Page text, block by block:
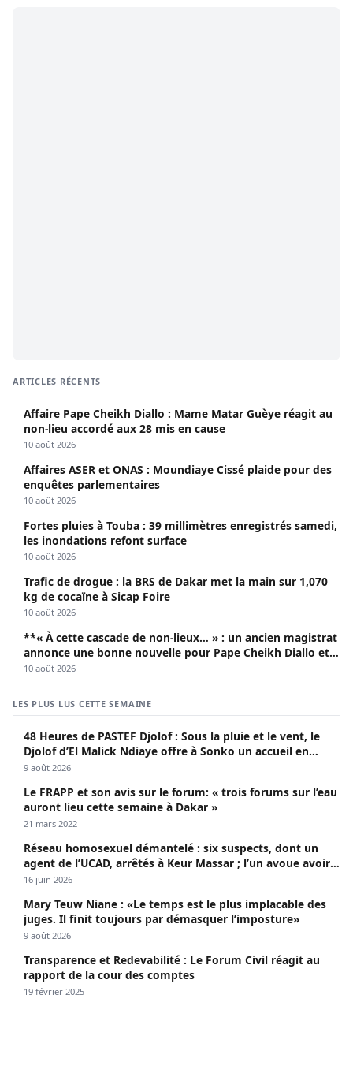
ARTICLES RÉCENTS
Affaire Pape Cheikh Diallo : Mame Matar Guèye réagit au
non-lieu accordé aux 28 mis en cause
10 août 2026
Affaires ASER et ONAS : Moundiaye Cissé plaide pour des
enquêtes parlementaires
10 août 2026
Fortes pluies à Touba : 39 millimètres enregistrés samedi,
les inondations refont surface
10 août 2026
Trafic de drogue : la BRS de Dakar met la main sur 1,070
kg de cocaïne à Sicap Foire
10 août 2026
**« À cette cascade de non-lieux… » : un ancien magistrat
annonce une bonne nouvelle pour Pape Cheikh Diallo et
Cie**
10 août 2026
LES PLUS LUS CETTE SEMAINE
48 Heures de PASTEF Djolof : Sous la pluie et le vent, le
Djolof d’El Malick Ndiaye offre à Sonko un accueil en
apothéose
9 août 2026
Le FRAPP et son avis sur le forum: « trois forums sur l’eau
auront lieu cette semaine à Dakar »
21 mars 2022
Réseau homosexuel démantelé : six suspects, dont un
agent de l’UCAD, arrêtés à Keur Massar ; l’un avoue avoir
propagé le VIH depuis 2018
16 juin 2026
Mary Teuw Niane : «Le temps est le plus implacable des
juges. Il finit toujours par démasquer l’imposture»
9 août 2026
Transparence et Redevabilité : Le Forum Civil réagit au
rapport de la cour des comptes
19 février 2025